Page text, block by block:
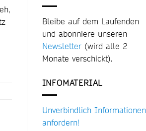
Bleibe auf dem Laufenden
und abonniere unseren
Newsletter(wird alle 2
Monate verschickt).
INFOMATERIAL
Unverbindlich Informationen
anfordern!